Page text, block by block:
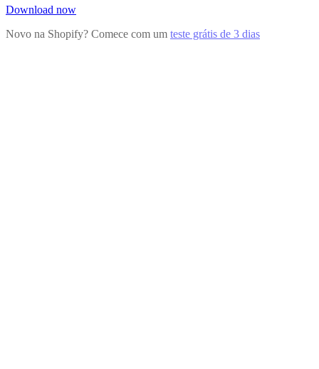
Download now
Novo na Shopify? Comece com um teste grátis de 3 dias